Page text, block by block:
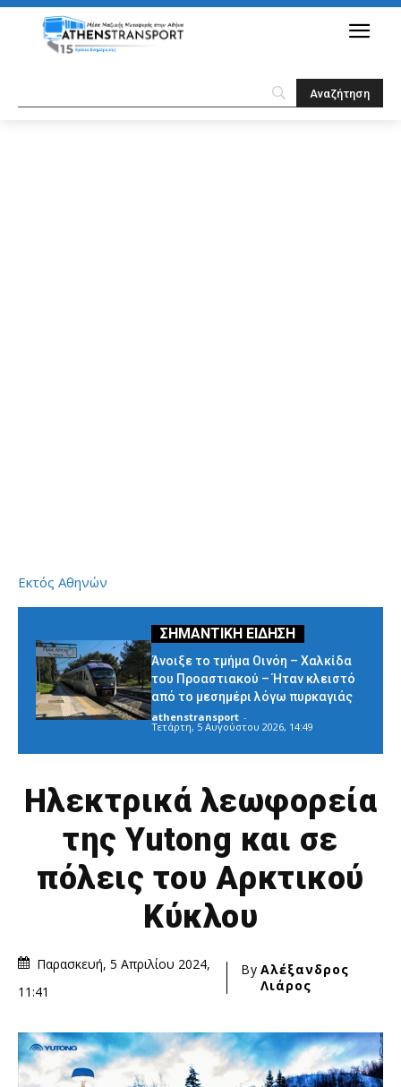
Εκτός Αθηνών
Άνοιξε το τμήμα Οινόη – Χαλκίδα
του Προαστιακού – Ήταν κλειστό
από το μεσημέρι λόγω πυρκαγιάς
athenstransport -
Τετάρτη, 5 Αυγούστου 2026, 14:49
Ηλεκτρικά λεωφορεία
της Yutong και σε
πόλεις του Αρκτικού
Κύκλου
Παρασκευή, 5 Απριλίου 2024,
11:41
By Αλέξανδρος
Λιάρος